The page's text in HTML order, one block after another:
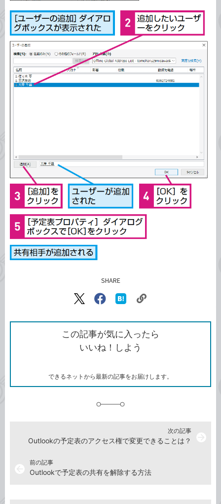
SHARE
X（旧
で
シ
ェ
ア
Facebook
シ
ェ
ア
な
ブ
ッ
ク
ク
ク
を
コ
この記事が気に入ったら
いいね！しよう
できるネットから最新の記事をお届けします。
前の記事
Outlookで予定表の共有を解除する方法
次の記事
Outlookの予定表のアクセス権で変更できることは？